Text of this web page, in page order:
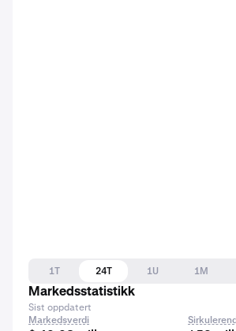
1T 24T 1U 1M
Markedsstatistikk
Sist oppdatert
Markedsverdi